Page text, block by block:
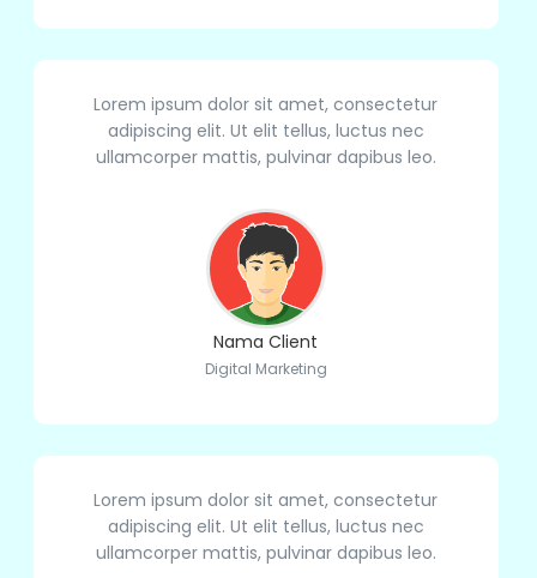
Lorem ipsum dolor sit amet, consectetur
adipiscing elit. Ut elit tellus, luctus nec
ullamcorper mattis, pulvinar dapibus leo.
Nama Client
Digital Marketing
Lorem ipsum dolor sit amet, consectetur
adipiscing elit. Ut elit tellus, luctus nec
ullamcorper mattis, pulvinar dapibus leo.